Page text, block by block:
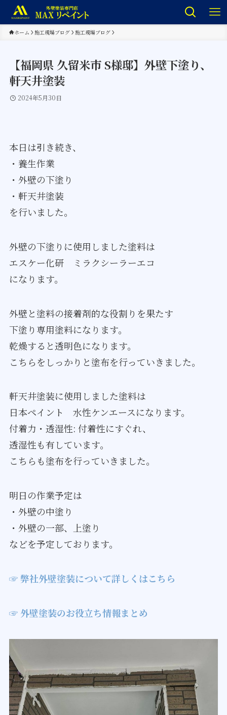
ホーム 施工現場ブログ 施工現場ブログ
【福岡県 久留米市 S様邸】外壁下塗り、
軒天井塗装
2024年5月30日
本日は引き続き、
・養生作業
・外壁の下塗り
・軒天井塗装
を行いました。
外壁の下塗りに使用しました塗料は
エスケー化研 ミラクシーラーエコ
になります。
外壁と塗料の接着剤的な役割りを果たす
下塗り専用塗料になります。
乾燥すると透明色になります。
こちらをしっかりと塗布を行っていきました。
軒天井塗装に使用しました塗料は
日本ペイント 水性ケンエースになります。
付着力・透湿性: 付着性にすぐれ、
透湿性も有しています。
こちらも塗布を行っていきました。
明日の作業予定は
・外壁の中塗り
・外壁の一部、上塗り
などを予定しております。
☞ 弊社外壁塗装について詳しくはこちら
☞ 外壁塗装のお役立ち情報まとめ